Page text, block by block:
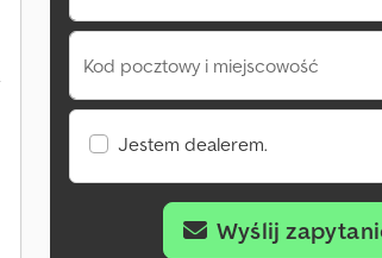
Kod pocztowy i miejscowość
Jestem dealerem.
Wyślij